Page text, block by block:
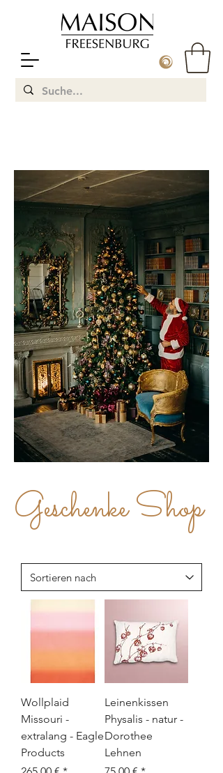
Geschenke Shop
Wollplaid
Missouri -
extralang - Eagle
Products
Leinenkissen
Physalis - natur -
Dorothee
Lehnen